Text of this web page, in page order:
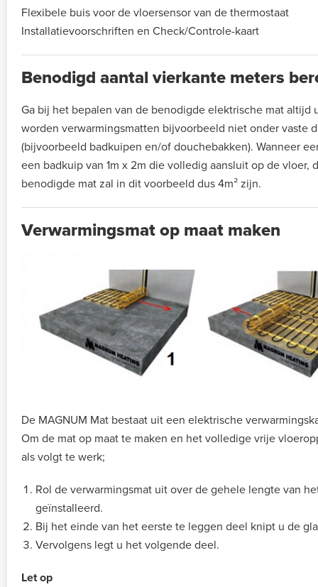
Flexibele buis voor de vloersensor van de thermostaat
Installatievoorschriften en Check/Controle-kaart
Benodigd aantal vierkante meters
Ga bij het bepalen van de benodigde elektrische mat altijd
worden verwarmingsmatten bijvoorbeeld niet onder vaste
(bijvoorbeeld badkuipen en/of douchebakken). Wanneer
een badkuip van 1m x 2m die volledig aansluit op de
benodigde mat zal in dit voorbeeld dus 4m² zijn.
Verwarmingsmat op maat maken
De MAGNUM Mat bestaat uit een elektrische
Om de mat op maat te maken en het volledige vrije
als volgt te werk;
Rol de verwarmingsmat uit over de gehele lengte van
geïnstalleerd.
Bij het einde van het eerste te leggen deel knipt u de
Vervolgens legt u het volgende deel.
Let op